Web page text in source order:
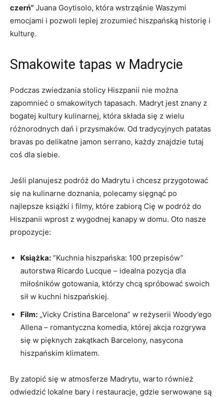
czerń” Juana Goytisolo, która wstrząśnie ⁣Waszymi
emocjami i pozwoli ‌lepiej zrozumieć hiszpańską historię i
kulturę.
Smakowite tapas⁢ w Madrycie
Podczas zwiedzania ‌stolicy Hiszpanii nie można
zapomnieć o smakowitych tapasach.⁤ Madryt‍ jest znany z
bogatej kultury kulinarnej, która składa ⁣się z wielu
różnorodnych dań i przysmaków. Od tradycyjnych⁤ patatas
bravas‌ po delikatne jamon ​serrano, każdy​ znajdzie ‍tutaj
coś dla siebie.
Jeśli ⁤planujesz podróż ⁣do Madrytu i ‌chcesz przygotować
się na ⁢kulinarne‌ doznania, polecamy sięgnąć po
najlepsze książki i filmy, które zabiorą Cię‌ w podróż ‌do
Hiszpanii wprost ⁣z‌ wygodnej kanapy w domu. ⁢Oto nasze
propozycje:
Książka: ⁤”Kuchnia⁤ hiszpańska: 100 przepisów”
autorstwa Ricardo⁤ Lucque – idealna⁤ pozycja dla
miłośników gotowania, którzy chcą spróbować swoich
sił w kuchni hiszpańskiej.
Film: „Vicky Cristina Barcelona”⁣ w reżyserii Woody’ego
Allena – romantyczna komedia, której akcja rozgrywa
się⁢ w pięknych ⁤zakątkach Barcelony, nasycona
hiszpańskim klimatem.
By zatopić się⁣ w atmosferze Madrytu, ⁢warto‍ również
odwiedzić lokalne bary i restauracje, gdzie serwowane są